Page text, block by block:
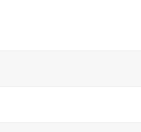
Co więcej, nasze szkło